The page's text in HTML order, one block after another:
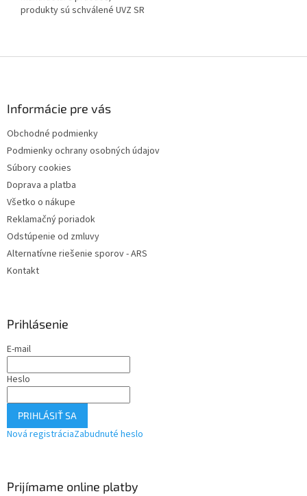
produkty sú schválené UVZ SR
Informácie pre vás
Obchodné podmienky
Podmienky ochrany osobných údajov
Súbory cookies
Doprava a platba
Všetko o nákupe
Reklamačný poriadok
Odstúpenie od zmluvy
Alternatívne riešenie sporov - ARS
Kontakt
Prihlásenie
E-mail
Heslo
PRIHLÁSIŤ SA
Nová registráciaZabudnuté heslo
Prijímame online platby